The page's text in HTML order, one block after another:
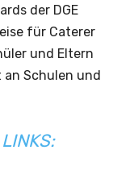
der DGE
für Caterer
und Eltern
an Schulen und